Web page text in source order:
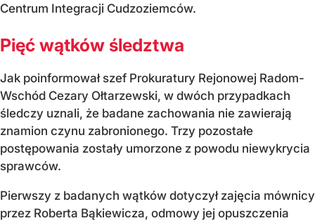
Centrum Integracji Cudzoziemców.
Pięć wątków śledztwa
Jak poinformował szef Prokuratury Rejonowej Radom-
Wschód Cezary Ołtarzewski, w dwóch przypadkach
śledczy uznali, że badane zachowania nie zawierają
znamion czynu zabronionego. Trzy pozostałe
postępowania zostały umorzone z powodu niewykrycia
sprawców.
Pierwszy z badanych wątków dotyczył zajęcia mównicy
przez Roberta Bąkiewicza, odmowy jej opuszczenia